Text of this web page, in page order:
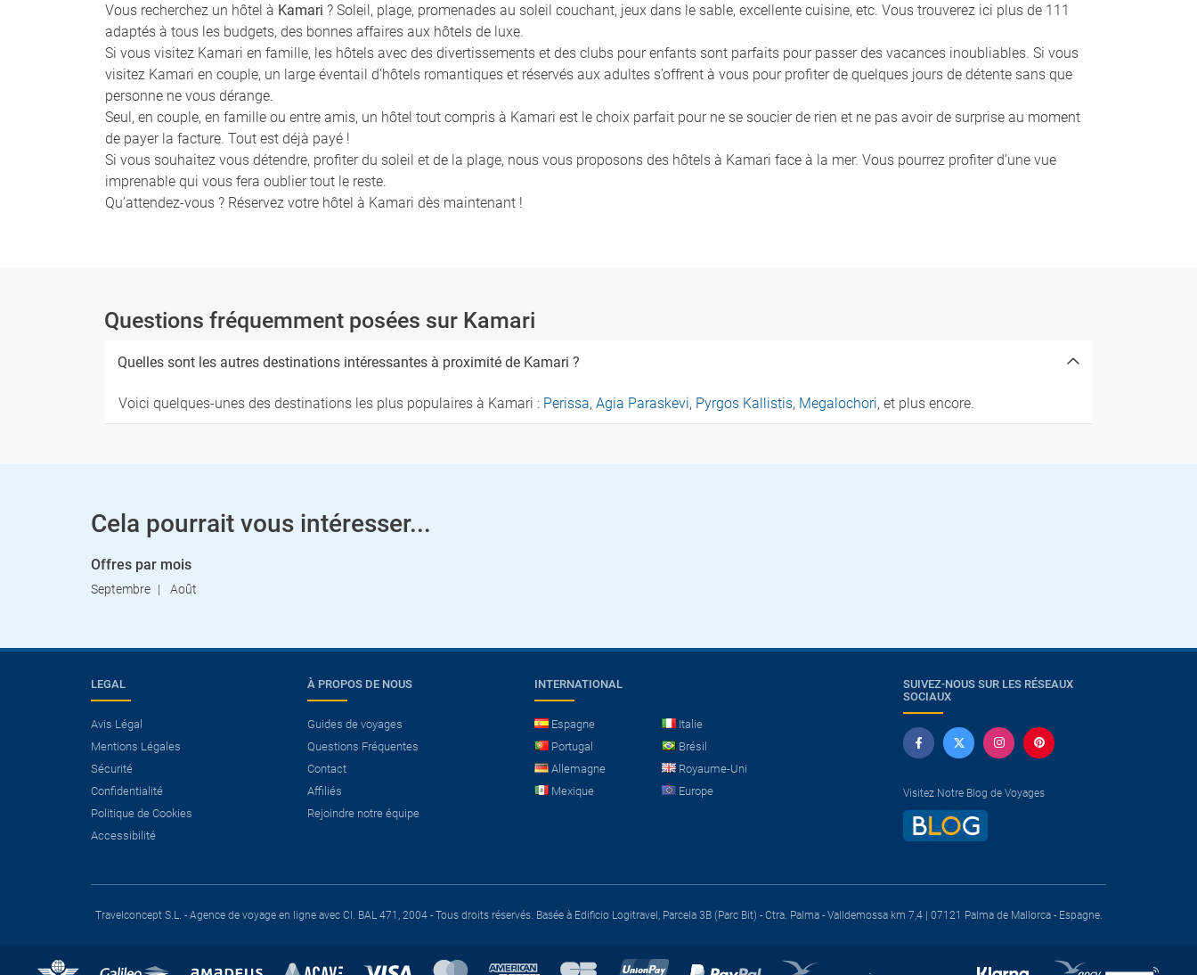
Vous recherchez un hôtel à Kamari ? Soleil, plage, promenades au soleil couchant, jeux dans le sable, excellente cuisine, etc. Vous trouverez ici plus de 111
adaptés à tous les budgets, des bonnes affaires aux hôtels de luxe.
Si vous visitez Kamari en famille, les hôtels avec des divertissements et des clubs pour enfants sont parfaits pour passer des vacances inoubliables. Si vous
visitez Kamari en couple, un large éventail d’hôtels romantiques et réservés aux adultes s’offrent à vous pour profiter de quelques jours de détente sans que
personne ne vous dérange.
Seul, en couple, en famille ou entre amis, un hôtel tout compris à Kamari est le choix parfait pour ne se soucier de rien et ne pas avoir de surprise au moment
de payer la facture. Tout est déjà payé !
Si vous souhaitez vous détendre, profiter du soleil et de la plage, nous vous proposons des hôtels à Kamari face à la mer. Vous pourrez profiter d’une vue
imprenable qui vous fera oublier tout le reste.
Qu’attendez-vous ? Réservez votre hôtel à Kamari dès maintenant !
Questions fréquemment posées sur Kamari
Quelles sont les autres destinations intéressantes à proximité de Kamari ?
Voici quelques-unes des destinations les plus populaires à Kamari : Perissa, Agia Paraskevi, Pyrgos Kallistis, Megalochori, et plus encore.
Cela pourrait vous intéresser...
Offres par mois
Septembre Août
LEGAL
Avis Légal
Mentions Légales
Sécurité
Confidentialité
Politique de Cookies
Accessibilité
À PROPOS DE NOUS
Guides de voyages
Questions Fréquentes
Contact
Affiliés
Rejoindre notre équipe
INTERNATIONAL
Espagne
Italie
Portugal
Brésil
Allemagne
Royaume-Uni
Mexique
Europe
SUIVEZ-NOUS SUR LES RÉSEAUX
SOCIAUX
Visitez Notre Blog de Voyages
Travelconcept S.L. - Agence de voyage en ligne avec CI. BAL 471, 2004 - Tous droits réservés. Basée à Edificio Logitravel, Parcela 3B (Parc Bit) - Ctra. Palma - Valldemossa km 7,4 | 07121 Palma de Mallorca - Espagne.